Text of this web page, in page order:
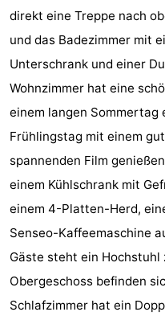
Valkenisse
Zee,
Bos
en
Duin
Hotels
Zimmer
(mit
Frühstück)
Lastminutes
Strand
Sehen
&
tun
-
Museen
-
Galerien
-
Denkmäler
-
direkt eine Treppe nach
und das Badezimmer mit
Unterschrank und einer
Wohnzimmer hat eine
einem langen Sommertag
Frühlingstag mit einem
spannenden Film
einem Kühlschrank mit
einem 4-Platten-Herd,
Senseo-Kaffeemaschine
Gäste steht ein Hochstuhl
Obergeschoss befinden
Schlafzimmer hat ein